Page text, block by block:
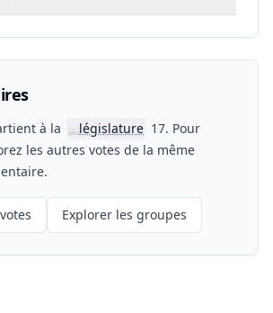
à la 📖législature 17. Pour
les autres votes de la même
Explorer les groupes